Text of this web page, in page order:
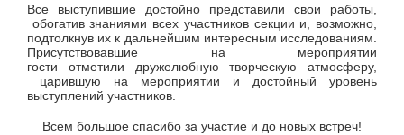
Все выступившие достойно представили свои работы,
обогатив знаниями всех участников секции и, возможно,
подтолкнув их к дальнейшим интересным исследованиям.
Присутствовавшие на мероприятии
гости отметили дружелюбную творческую атмосферу,
царившую на мероприятии и достойный уровень
выступлений участников.
Всем большое спасибо за участие и до новых встреч!